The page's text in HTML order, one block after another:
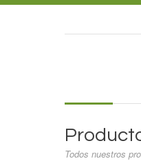
Todos nuestros